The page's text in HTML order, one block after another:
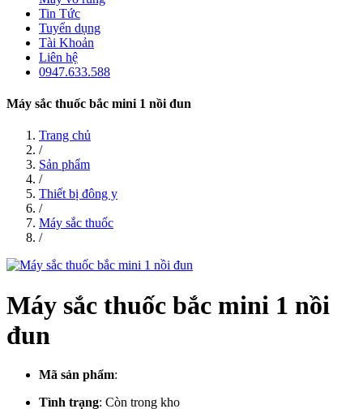
Tin Tức
Tuyển dụng
Tài Khoản
Liên hệ
0947.633.588
Máy sắc thuốc bắc mini 1 nồi đun
Trang chủ
/
Sản phẩm
/
Thiết bị đông y
/
Máy sắc thuốc
/
Máy sắc thuốc bắc mini 1 nồi
đun
Mã sản phẩm:
Tình trạng: Còn trong kho